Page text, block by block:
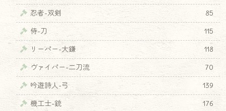
忍者-双剣
85
侍-刀
115
リーパー-大鎌
118
ヴァイパー-二刀流
70
吟遊詩人-弓
139
機工士-銃
176